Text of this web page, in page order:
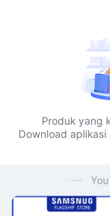
Produk yang
Download